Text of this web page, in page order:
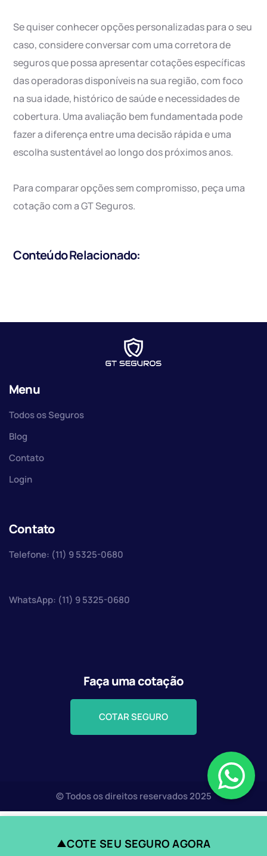
Se quiser conhecer opções personalizadas para o seu
caso, considere conversar com uma corretora de
seguros que possa apresentar cotações específicas
das operadoras disponíveis na sua região, com foco
na sua idade, histórico de saúde e necessidades de
cobertura. Uma avaliação bem fundamentada pode
fazer a diferença entre uma decisão rápida e uma
escolha sustentável ao longo dos próximos anos.
Para comparar opções sem compromisso, peça uma
cotação com a GT Seguros.
Conteúdo Relacionado:
Menu
Todos os Seguros
Blog
Contato
Login
Contato
Telefone: (11) 9 5325-0680
WhatsApp: (11) 9 5325-0680
Faça uma cotação
COTAR SEGURO
© Todos os direitos reservados 2025
▲COTE SEU SEGURO AGORA